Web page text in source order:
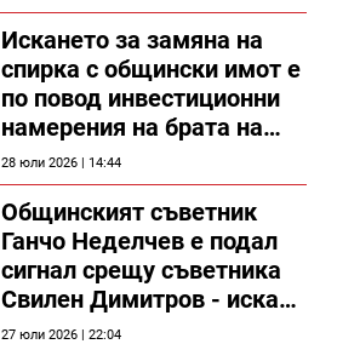
Искането за замяна на
спирка с общински имот е
по повод инвестиционни
намерения на брата на
председателя на
Общински съвет Силистра
28 юли 2026 | 14:44
Общинският съветник
Ганчо Неделчев е подал
сигнал срещу съветника
Свилен Димитров - иска
етичната комисия на
27 юли 2026 | 22:04